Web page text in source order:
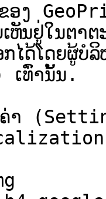
ງ
ຫັນຢູ່ໃນຕາ
ໄດ້ໂດຍຜູ້ບໍ
ທົ່ານັ້ນ.
າ